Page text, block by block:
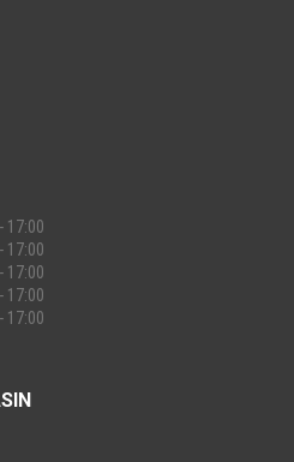
17:00
17:00
17:00
17:00
17:00